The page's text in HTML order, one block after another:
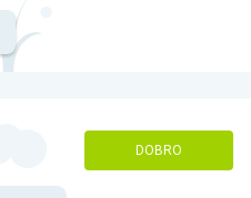
DOBRO